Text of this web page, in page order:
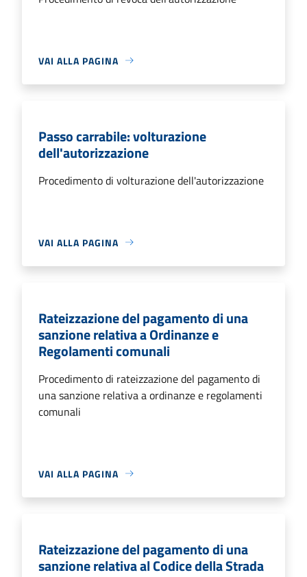
VAI ALLA PAGINA
Passo carrabile: volturazione
dell'autorizzazione
Procedimento di volturazione dell'autorizzazione
VAI ALLA PAGINA
Rateizzazione del pagamento di una
sanzione relativa a Ordinanze e
Regolamenti comunali
Procedimento di rateizzazione del pagamento di
una sanzione relativa a ordinanze e regolamenti
comunali
VAI ALLA PAGINA
Rateizzazione del pagamento di una
sanzione relativa al Codice della Strada